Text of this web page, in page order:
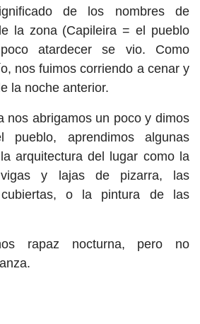
de los nombres de
la zona (Capileira = el pueblo
atardecer se vio. Como
nos fuimos corriendo a cenar y
la noche anterior.
nos abrigamos un poco y dimos
aprendimos algunas
arquitectura del lugar como la
vigas y lajas de pizarra, las
o la pintura de las
rapaz nocturna, pero no